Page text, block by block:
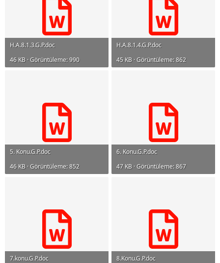
H.A.8.1.3.G.P.doc
46 KB · Görüntüleme: 990
H.A.8.1.4.G.P.doc
45 KB · Görüntüleme: 862
5. Konu.G.P.doc
46 KB · Görüntüleme: 852
6. Konu.G.P.doc
47 KB · Görüntüleme: 867
7.konu.G.P.doc
8.Konu.G.P.doc